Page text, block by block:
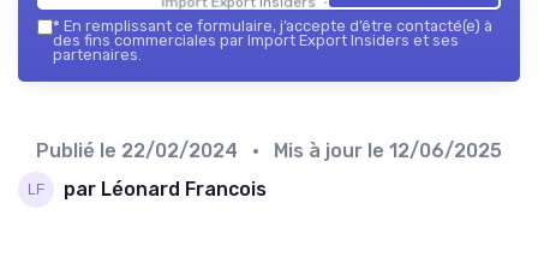
* En remplissant ce formulaire, j’accepte d’être contacté(e) à
des fins commerciales par Import Export Insiders et ses
partenaires.
Publié le 22/02/2024 • Mis à jour le 12/06/2025
par Léonard Francois